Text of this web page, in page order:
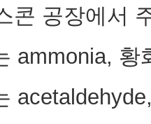
콘 공장에서
ammonia,